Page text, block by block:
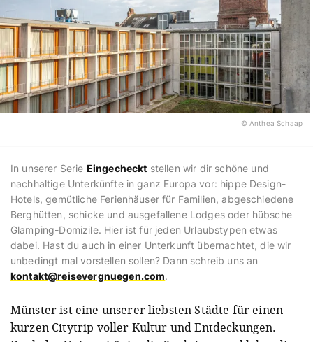
© Anthea Schaap
In unserer Serie Eingecheckt stellen wir dir schöne und
nachhaltige Unterkünfte in ganz Europa vor: hippe Design-
Hotels, gemütliche Ferienhäuser für Familien, abgeschiedene
Berghütten, schicke und ausgefallene Lodges oder hübsche
Glamping-Domizile. Hier ist für jeden Urlaubstypen etwas
dabei. Hast du auch in einer Unterkunft übernachtet, die wir
unbedingt mal vorstellen sollen? Dann schreib uns an
kontakt@reisevergnuegen.com.
Münster ist eine unserer liebsten Städte für einen
kurzen Citytrip voller Kultur und Entdeckungen.